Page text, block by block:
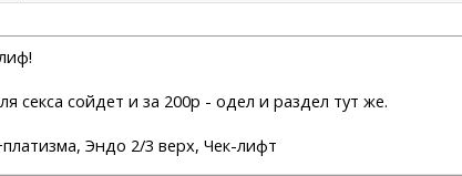
секса сойдет и за 200р - одел и раздел тут же.
Эндо 2/3 верх, Чек-лифт